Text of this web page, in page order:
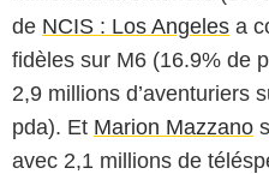
de NCIS : Los Angeles a
fidèles sur M6 (16.9% de
2,9 millions d’aventuriers
pda). Et Marion Mazzano
avec 2,1 millions de